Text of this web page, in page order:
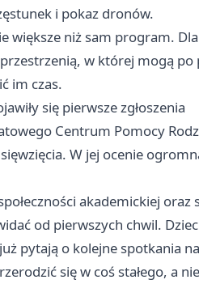
i pokaz dronów.
większe niż sam program.
w której mogą po
im czas.
się pierwsze zgłoszenia
Centrum Pomocy
W jej ocenie
akademickiej
od pierwszych chwil.
pytają o kolejne spotkania
się w coś stałego, a